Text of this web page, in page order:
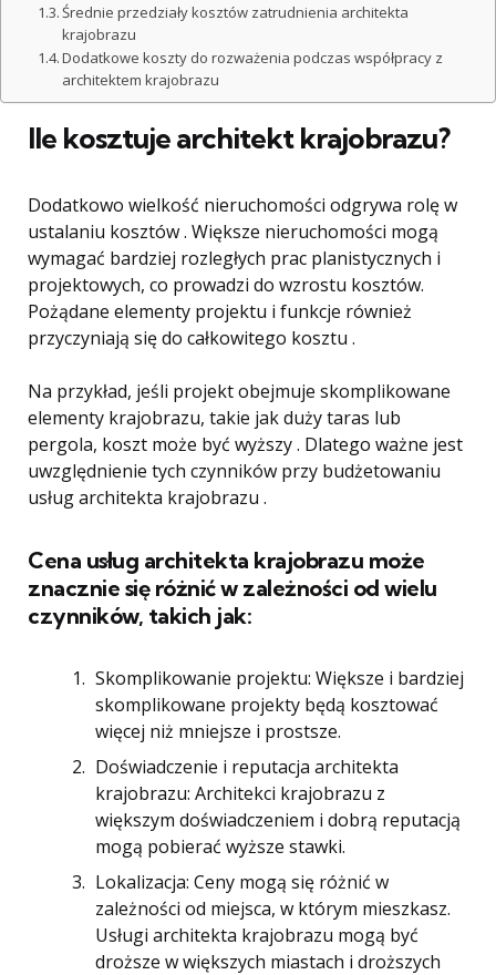
Średnie przedziały kosztów zatrudnienia architekta
krajobrazu
Dodatkowe koszty do rozważenia podczas współpracy z
architektem krajobrazu
Ile kosztuje architekt krajobrazu?
Dodatkowo wielkość nieruchomości odgrywa rolę w
ustalaniu kosztów . Większe nieruchomości mogą
wymagać bardziej rozległych prac planistycznych i
projektowych, co prowadzi do wzrostu kosztów.
Pożądane elementy projektu i funkcje również
przyczyniają się do całkowitego kosztu .
Na przykład, jeśli projekt obejmuje skomplikowane
elementy krajobrazu, takie jak duży taras lub
pergola, koszt może być wyższy . Dlatego ważne jest
uwzględnienie tych czynników przy budżetowaniu
usług architekta krajobrazu .
Cena usług architekta krajobrazu może
znacznie się różnić w zależności od wielu
czynników, takich jak:
Skomplikowanie projektu: Większe i bardziej
skomplikowane projekty będą kosztować
więcej niż mniejsze i prostsze.
Doświadczenie i reputacja architekta
krajobrazu: Architekci krajobrazu z
większym doświadczeniem i dobrą reputacją
mogą pobierać wyższe stawki.
Lokalizacja: Ceny mogą się różnić w
zależności od miejsca, w którym mieszkasz.
Usługi architekta krajobrazu mogą być
droższe w większych miastach i droższych